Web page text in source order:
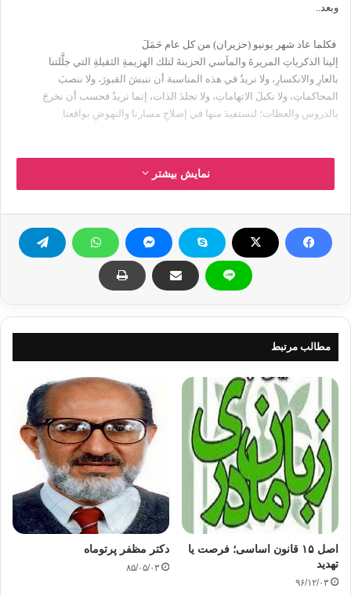
وبعد..
فكلما عاد شهر يونيو (حزيران) من كل عام حَمَلَ
إلينا الذكرياتِ المريرةَ والمآسي الحزينةَ لتلك الهزيمةِ الثقيلةِ التي جلَّلتنا
بالعارِ والانكسارِ، ولا نريدُ في هذه المناسبة أن ننبشَ القبورَ، ولا ننصبَ
المحاكماتِ، ولا نكيلَ الاتهاماتِ، ولا نجلدَ الذات، إنما نريدُ فحسب أن نخرجَ
بالدروس والعظات؛ لنستفيدَ منها في إصلاحِ مسارنا والنهوضِ بواقعنا.
لا يختلف الدارسون
نتجرَّع مرارتَها ونعاني آثارها حتى الآن، وأهمها:
بالديكتاتورية والاستبداد وغياب الديمقراطية.
* توحش أجهزة الأمن
القمعية؛ حيث أطلق لها العنان؛ لتصادر الحريات، وتكمّم الأفواه، وتشيع في
الناس
ثقافة الخوف والرعب من جهة، والجبن والتخاذل من جهة أخرى، فازدادت الهُوَّة
بين
النظام والشعب اتساعًا وتعمقًا.
* المبالغة في تهويل
الذات والتهوين من شأن العدو، وعدم الإدراك الحقيقي لقوته، والقابلية للتورط
نمایش بیشتر
مطالب مرتبط
اصل ١۵ قانون اساسی؛ فرصت یا
تهدید
۹۶/۱۲/۰۳
دکتر مظفر پرتوماه
۸۵/۰۵/۰۳